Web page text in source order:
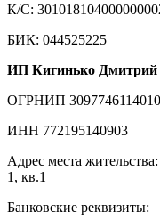
К/С:
БИК: 044525225
ИП Кигинько Дмитрий
ОГРНИП
ИНН
Адрес места
1, кв.1
Банковские реквизиты: